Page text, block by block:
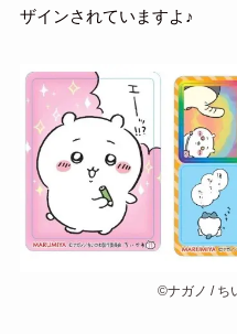
ザインされていますよ♪
©ナガノ / ち